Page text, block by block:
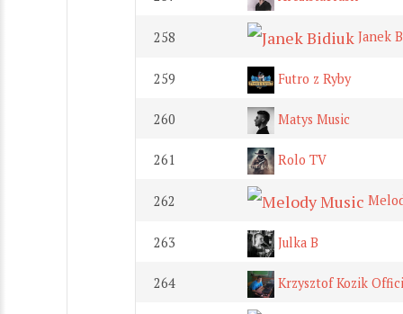
258 Janek
259 Futro z Ryby
260 Matys Music
261 Rolo TV
262
263 Julka B
264 Krzysztof Kozik